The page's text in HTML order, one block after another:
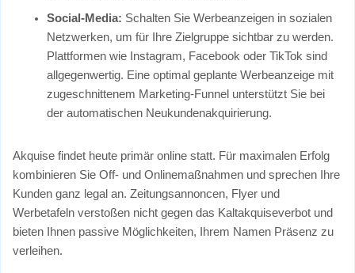
Social-Media: Schalten Sie Werbeanzeigen in sozialen
Netzwerken, um für Ihre Zielgruppe sichtbar zu werden.
Plattformen wie Instagram, Facebook oder TikTok sind
allgegenwertig. Eine optimal geplante Werbeanzeige mit
zugeschnittenem Marketing-Funnel unterstützt Sie bei
der automatischen Neukundenakquirierung.
Akquise findet heute primär online statt. Für maximalen Erfolg
kombinieren Sie Off- und Onlinemaßnahmen und sprechen Ihre
Kunden ganz legal an. Zeitungsannoncen, Flyer und
Werbetafeln verstoßen nicht gegen das Kaltakquiseverbot und
bieten Ihnen passive Möglichkeiten, Ihrem Namen Präsenz zu
verleihen.